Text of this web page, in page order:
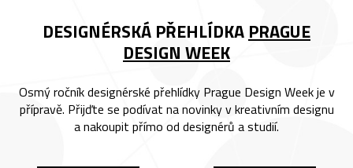
DESIGNÉRSKÁ PŘEHLÍDKA PRAGUE
DESIGN WEEK
Osmý ročník designérské přehlídky Prague Design Week je v
přípravě. Přijďte se podívat na novinky v kreativním designu
a nakoupit přímo od designérů a studií.